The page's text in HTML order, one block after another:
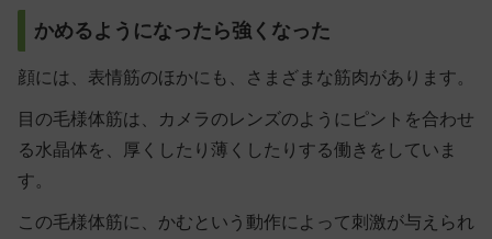
かめるようになったら強くなった
顔には、表情筋のほかにも、さまざまな筋肉があります。
目の毛様体筋は、カメラのレンズのようにピントを合わせ
る水晶体を、厚くしたり薄くしたりする働きをしていま
す。
この毛様体筋に、かむという動作によって刺激が与えられ